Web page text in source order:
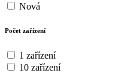
Nová
Počet zařízení
1 zařízení
10 zařízení